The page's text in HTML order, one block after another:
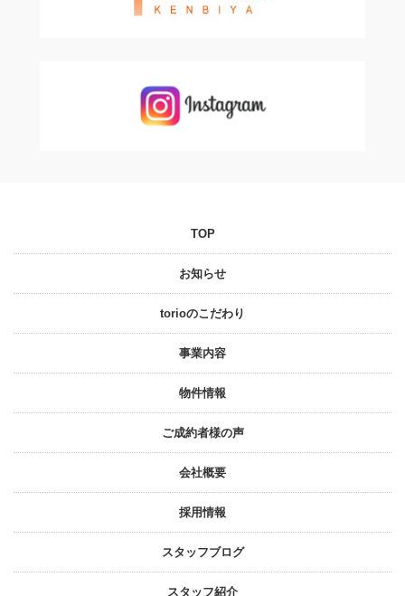
TOP
お知らせ
torioのこだわり
事業内容
物件情報
ご成約者様の声
会社概要
採⽤情報
スタッフブログ
スタッフ紹介